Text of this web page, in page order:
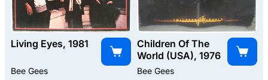
Living Eyes, 1981
Bee Gees
Children Of The
World (USA), 1976
Bee Gees